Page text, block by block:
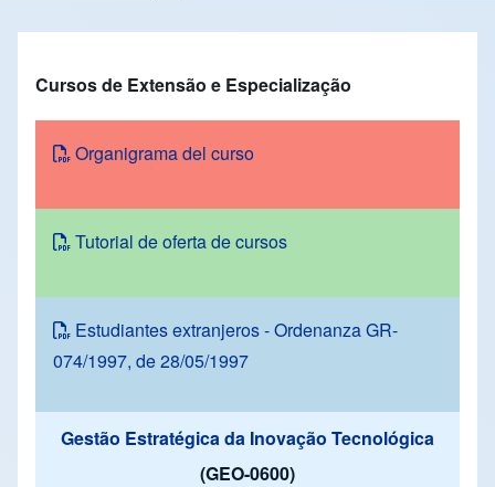
Cursos de Extensão e Especialização
Organigrama del curso
Tutorial de oferta de cursos
Estudiantes extranjeros - Ordenanza GR-
074/1997, de 28/05/1997
Gestão Estratégica da Inovação Tecnológica
(GEO-0600)